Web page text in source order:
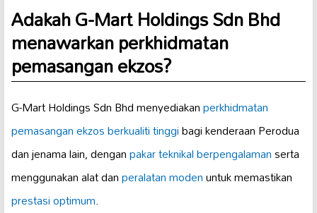
Adakah G-Mart Holdings Sdn Bhd
menawarkan perkhidmatan
pemasangan ekzos?
G-Mart Holdings Sdn Bhd menyediakanperkhidmatan
pemasanganekzos berkualiti tinggibagi kenderaan Perodua
dan jenama lain, denganpakar teknikal berpengalamanserta
menggunakan alat danperalatan modenuntuk memastikan
prestasi optimum.